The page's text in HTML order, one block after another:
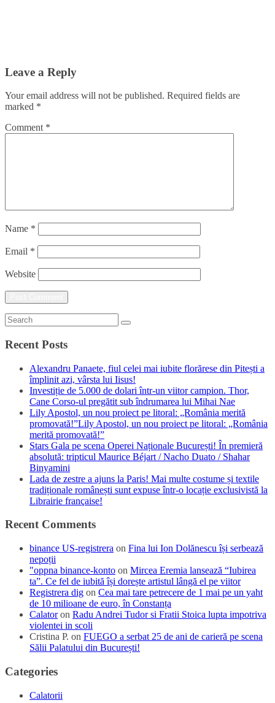
Leave a Reply
Your email address will not be published. Required fields are
marked *
Comment *
Name *
Email *
Website
Recent Posts
Alexandru Panaete, fiul celei mai iubite florărese din Pitești a
împlinit azi, vârsta lui Iisus!
Investiție de 5.000 de dolari într-un viitor campion. Thor,
Cane Corso-ul pregătit sub îndrumarea lui Mihai Nae
Lily Apostol, un nou proiect pe litoral: „România merită
promovată!”Lily Apostol, un nou proiect pe litoral: „România
merită promovată!”
Stars Gala pe scena Operei Naționale București! În premieră
absolută: tripticul Maurice Béjart / Nacho Duato / Shahar
Binyamini
Lada de zestre a ajuns la Paris! Mai multe costume și textile
tradiționale românești sunt expuse într-o locație exclusivistă la
Librairie française!
Recent Comments
binance US-registrera on Fina lui Ion Dolănescu își serbează
nepoții
"oppna binance-konto on Mircea Eremia lansează “Iubirea
ta”. Ce fel de iubită își dorește artistul lângă el pe viitor
Registrera dig on Cea mai tare petrecere de 1 mai pe un yaht
de 10 milioane de euro, în Constanța
Calatoron Radu Andrei Tudor si Fratii Stoica lupta impotriva
violentei in scoli
Cristina P. on FUEGO a serbat 25 de ani de carieră pe scena
Sălii Palatului din București!
Categories
Calatorii